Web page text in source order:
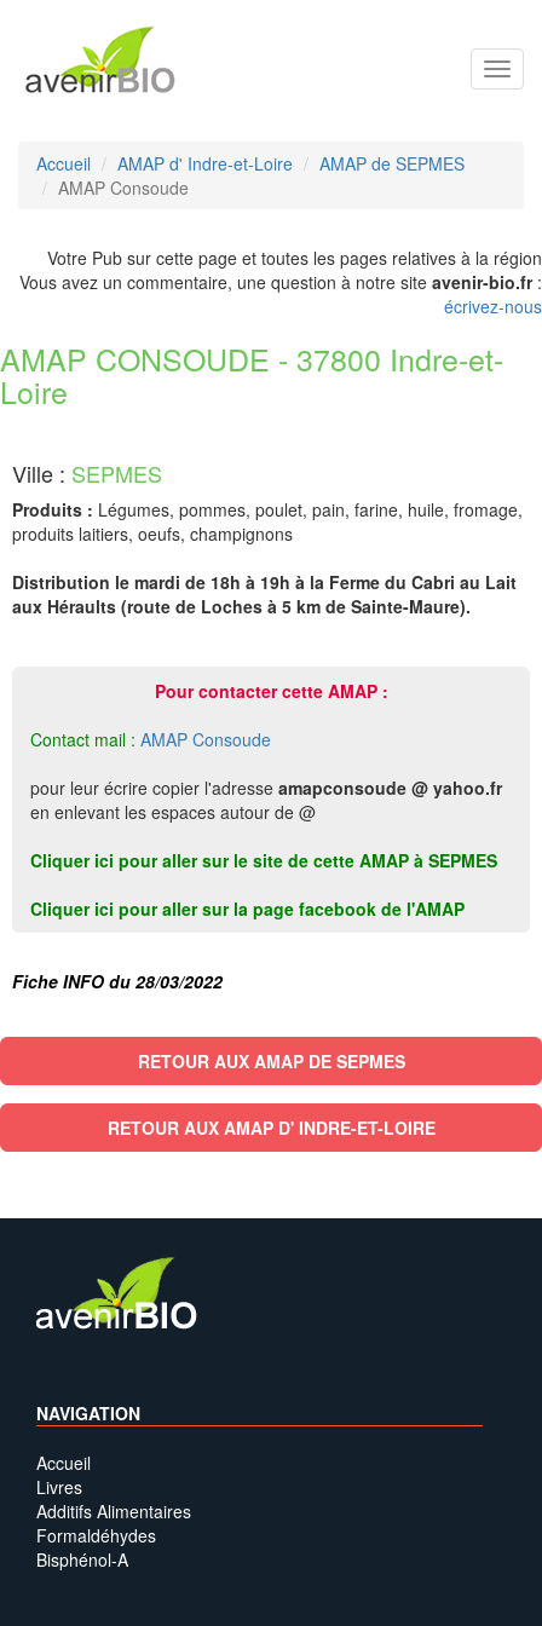
Accueil AMAP d' Indre-et-Loire
AMAP de SEPMES
AMAP Consoude
Votre Pub sur cette page et toutes les pages relatives à la région
Vous avez un commentaire, une question à notre site avenir-bio.fr:
écrivez-nous
AMAP CONSOUDE - 37800 Indre-et-
Loire
Ville : SEPMES
Produits : Légumes, pommes, poulet, pain, farine, huile, fromage,
produits laitiers, oeufs, champignons
Distribution le mardi de 18h à 19h à la Ferme du Cabri au Lait
aux Héraults (route de Loches à 5 km de Sainte-Maure).
Pour contacter cette AMAP :
Contact mail : AMAP Consoude
pour leur écrire copier l'adresse amapconsoude @ yahoo.fr
en enlevant les espaces autour de @
Cliquer ici pour aller sur le site de cette AMAP à SEPMES
Cliquer ici pour aller sur la page facebook de l'AMAP
Fiche INFO du 28/03/2022
RETOUR AUX AMAP DE SEPMES
RETOUR AUX AMAP D' INDRE-ET-LOIRE
NAVIGATION
Accueil
Livres
Additifs Alimentaires
Formaldéhydes
Bisphénol-A